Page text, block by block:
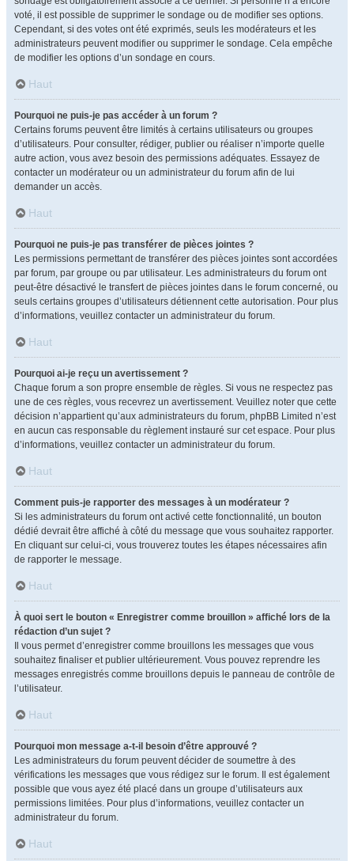
voté, il est possible de supprimer le sondage ou de modifier ses options.
Cependant, si des votes ont été exprimés, seuls les modérateurs et les
administrateurs peuvent modifier ou supprimer le sondage. Cela empêche
de modifier les options d’un sondage en cours.
Haut
Pourquoi ne puis-je pas accéder à un forum ?
Certains forums peuvent être limités à certains utilisateurs ou groupes
d’utilisateurs. Pour consulter, rédiger, publier ou réaliser n’importe quelle
autre action, vous avez besoin des permissions adéquates. Essayez de
contacter un modérateur ou un administrateur du forum afin de lui
demander un accès.
Haut
Pourquoi ne puis-je pas transférer de pièces jointes ?
Les permissions permettant de transférer des pièces jointes sont accordées
par forum, par groupe ou par utilisateur. Les administrateurs du forum ont
peut-être désactivé le transfert de pièces jointes dans le forum concerné, ou
seuls certains groupes d’utilisateurs détiennent cette autorisation. Pour plus
d’informations, veuillez contacter un administrateur du forum.
Haut
Pourquoi ai-je reçu un avertissement ?
Chaque forum a son propre ensemble de règles. Si vous ne respectez pas
une de ces règles, vous recevrez un avertissement. Veuillez noter que cette
décision n’appartient qu’aux administrateurs du forum, phpBB Limited n’est
en aucun cas responsable du règlement instauré sur cet espace. Pour plus
d’informations, veuillez contacter un administrateur du forum.
Haut
Comment puis-je rapporter des messages à un modérateur ?
Si les administrateurs du forum ont activé cette fonctionnalité, un bouton
dédié devrait être affiché à côté du message que vous souhaitez rapporter.
En cliquant sur celui-ci, vous trouverez toutes les étapes nécessaires afin
de rapporter le message.
Haut
À quoi sert le bouton « Enregistrer comme brouillon » affiché lors de la
rédaction d’un sujet ?
Il vous permet d’enregistrer comme brouillons les messages que vous
souhaitez finaliser et publier ultérieurement. Vous pouvez reprendre les
messages enregistrés comme brouillons depuis le panneau de contrôle de
l’utilisateur.
Haut
Pourquoi mon message a-t-il besoin d’être approuvé ?
Les administrateurs du forum peuvent décider de soumettre à des
vérifications les messages que vous rédigez sur le forum. Il est également
possible que vous ayez été placé dans un groupe d’utilisateurs aux
permissions limitées. Pour plus d’informations, veuillez contacter un
administrateur du forum.
Haut